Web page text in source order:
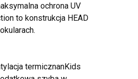
ochrona UV
to konstrukcja HEAD
termicznanKids